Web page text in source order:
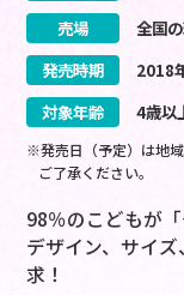
売場
全国
発売時期
2018
対象年齢
4歳以
※発売日（予定）は地
ご了承ください。
98％のこどもが
デザイン、サイ
求！